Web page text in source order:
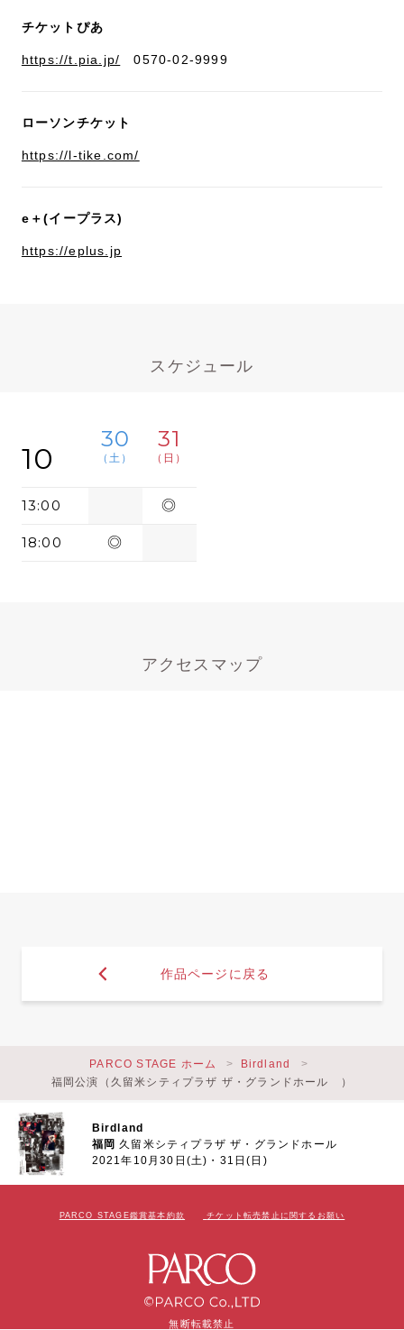
チケットぴあ
https://t.pia.jp/ 0570-02-9999
ローソンチケット
https://l-tike.com/
e＋(イープラス)
https://eplus.jp
スケジュール
10
30
（土）
31
（日）
13:00 ◎
18:00 ◎
アクセスマップ
作品ページに戻る
Birdland
福岡 久留米シティプラザ ザ・グランドホール
2021年10月30日(土)・31日(日)
PARCO STAGE ホーム
Birdland
福岡公演（久留米シティプラザ ザ・グランドホール ）
PARCO STAGE鑑賞基本約款 チケット転売禁止に関するお願い
無断転載禁止